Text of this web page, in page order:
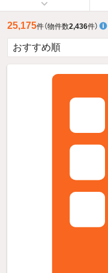
25,175件（物件数2,436件）